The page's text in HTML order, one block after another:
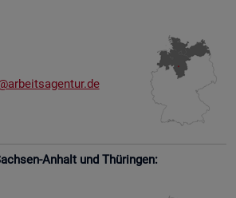
An­halt und Thü­rin­gen: